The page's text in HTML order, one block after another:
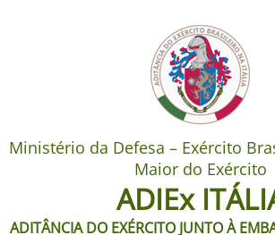
Ministério da Defesa – Exército
Maior do Exército
ADIEx
ADITÂNCIA DO EXÉRCITO JUNTO À